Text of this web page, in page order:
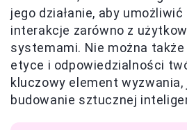
jego działanie, aby
interakcje zarówno z
systemami. Nie można
etyce i odpowiedzialności
kluczowy element
budowanie sztucznej